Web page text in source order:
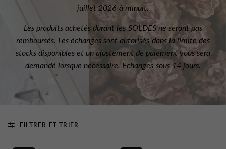
juillet 2026 à minuit.
Les produits achetés durant les SOLDES ne seront pas
remboursés. Les échanges sont autorisés dans la limite des
stocks disponibles et un ajustement de paiement vous sera
demandé lorsque nécessaire. Echanges sous 14 jours.
FILTRER ET TRIER